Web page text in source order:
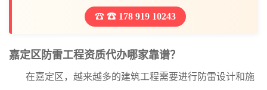
☎ 178 919 10243
嘉定区防雷工程资质代办哪家靠谱？
在嘉定区，越来越多的建筑工程需要进行防雷设计和施